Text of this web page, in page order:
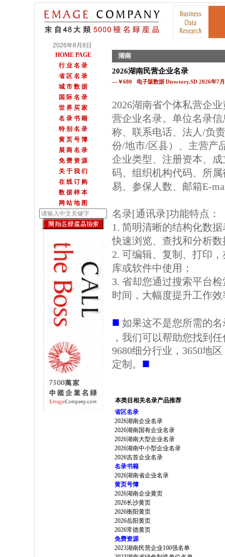
2026年8月8日
HOME PAGE
行 业 名 录
省 区 名 录
城 市 数 据
国 际 名 录
世 界 买 家
名 录 书 籍
特 别 名 录
黄 页 号 簿
展 商 名 录
免 费 资 源
关 于 我 们
在 线 订 购
数 据 样 本
网 站 地 图
湖南
2026湖南民营企业名录
—￥680 电子版数据 Directory.SD 2026年7
2026湖南省个体私营企
营企业名录。单位名录
称、联系电话、法人/负
份/地市/区县）、主营产
企业类型、注册资本、
码、组织机构代码、所
易、参保人数、邮箱E-
名录[通讯录]功能特点：
1. 简明清晰的结构化数
快速浏览、查找和分析数
2. 可编辑、复制、打印
库或软件中使用；
3. 省却您通过搜索平台
时间，大幅度提升工作效
■ 如果这不是您所需的
，我们可以帮助您找到
9680细分行业，3650地
定制。 ■
本类目相关名录产品推荐
省区名录
2026湖南企业名录
2026湖南国有企业名录
2026湖南大型企业名录
2026湖南中小型企业名录
2026吉首企业名录
名录书籍
2026湖南省企业名录
黄页号簿
2026湖南企业黄页
2026长沙黄页
2026衡阳黄页
2026岳阳黄页
2026常德黄页
免费资源
2023湖南民营企业100强名单